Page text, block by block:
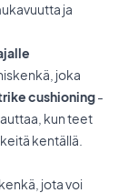
ja
joka
cushioning-
kun teet
kentällä.
jota voi